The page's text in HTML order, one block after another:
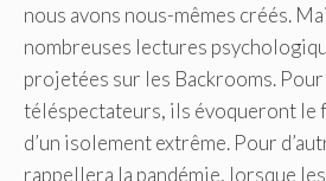
nous avons nous-mêmes créés.
nombreuses lectures
projetées sur les Backrooms.
téléspectateurs, ils évoqueront le
d’un isolement extrême. Pour
rappellera la pandémie, lorsque